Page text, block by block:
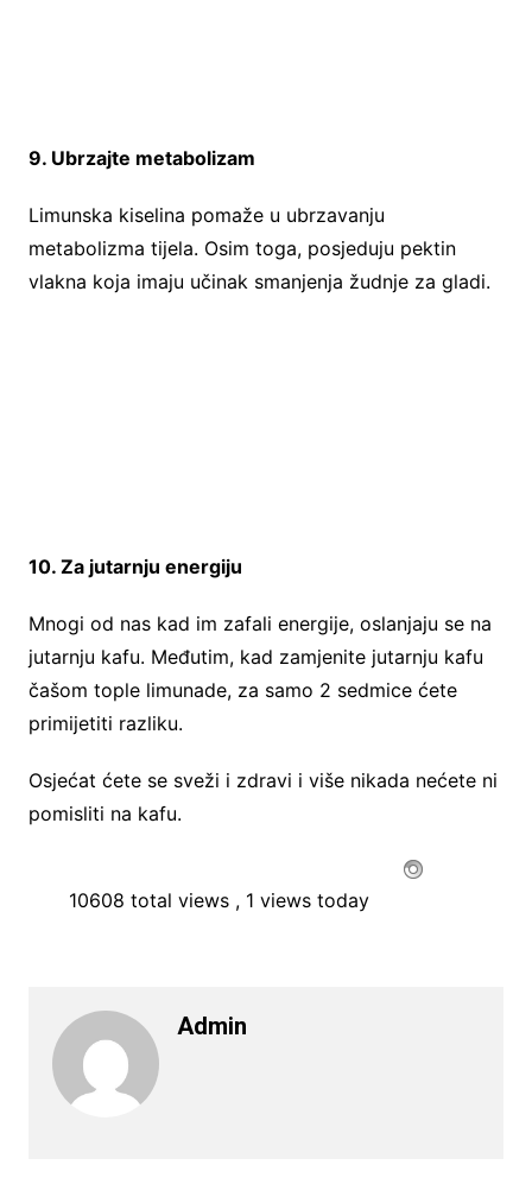
9. Ubrzajte metabolizam
Limunska kiselina pomaže u ubrzavanju
metabolizma tijela. Osim toga, posjeduju pektin
vlakna koja imaju učinak smanjenja žudnje za gladi.
10. Za jutarnju energiju
Mnogi od nas kad im zafali energije, oslanjaju se na
jutarnju kafu. Međutim, kad zamjenite jutarnju kafu
čašom tople limunade, za samo 2 sedmice ćete
primijetiti razliku.
Osjećat ćete se sveži i zdravi i više nikada nećete ni
pomisliti na kafu.
10608 total views , 1 views today
Admin